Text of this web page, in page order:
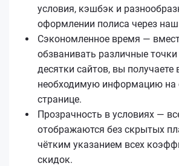
условия, кэшбэк и
оформлении полиса через наш
Сэкономленное время —
обзванивать различные
десятки сайтов, вы получаете
необходимую информацию на
странице.
Прозрачность в условиях —
отображаются без скрытых
чётким указанием всех
скидок.